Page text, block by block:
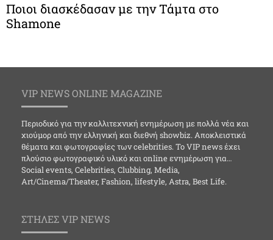
Ποιοι διασκέδασαν με την Τάμτα στο
Shamone
VIP NEWS ONLINE MAGAZINE
Περιοδικό για την καλλιτεχνική ενημέρωση με πολλά νέα και
χιούμορ από την ελληνική και διεθνή showbiz. Αποκλειστικά
θέματα και φωτογραφίες των celebrities. Το VIP news έχει
πλούσιο φωτογραφικό υλικό και online ενημέρωση για…
Social events, Celebrities, Clubbing, Media,
Art/Cinema/Theater, Fashion, lifestyle, Astra, Best Life.
ΣΤΗΛΕΣ VIP NEWS